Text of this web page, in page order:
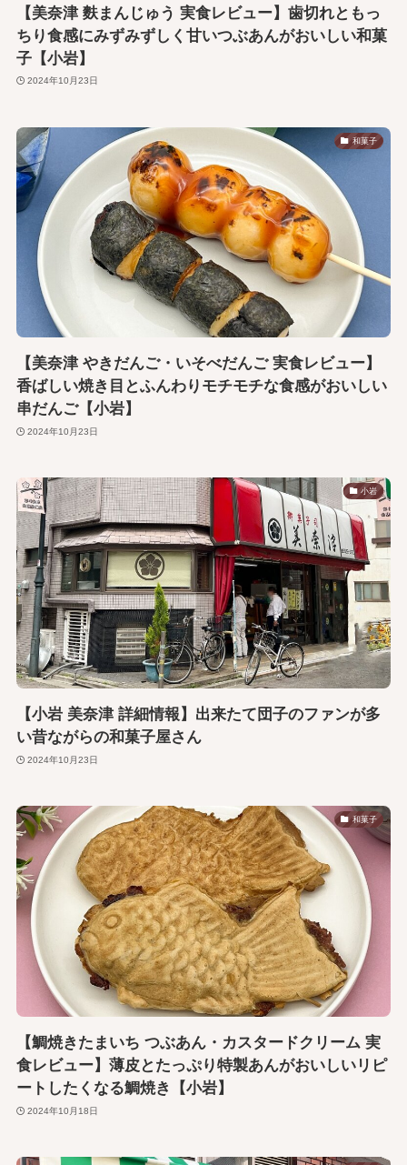
【美奈津 麩まんじゅう 実食レビュー】歯切れともっ
ちり食感にみずみずしく甘いつぶあんがおいしい和菓
子【小岩】
2024年10月23日
和菓子
【美奈津 やきだんご・いそべだんご 実食レビュー】
香ばしい焼き目とふんわりモチモチな食感がおいしい
串だんご【小岩】
2024年10月23日
小岩
【小岩 美奈津 詳細情報】出来たて団子のファンが多
い昔ながらの和菓子屋さん
2024年10月23日
和菓子
【鯛焼きたまいち つぶあん・カスタードクリーム 実
食レビュー】薄皮とたっぷり特製あんがおいしいリピ
ートしたくなる鯛焼き【小岩】
2024年10月18日